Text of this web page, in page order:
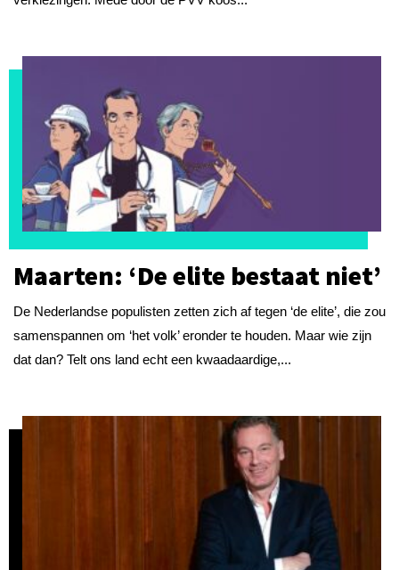
Maarten: ‘De elite bestaat niet’
De Nederlandse populisten zetten zich af tegen ‘de elite’, die zou
samenspannen om ‘het volk’ eronder te houden. Maar wie zijn
dat dan? Telt ons land echt een kwaadaardige,...